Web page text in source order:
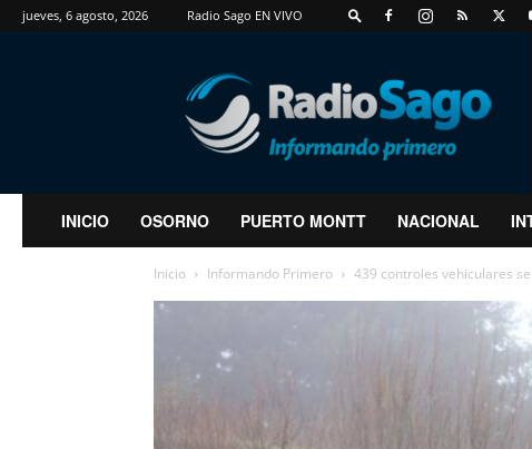
jueves, 6 agosto, 2026 Radio Sago EN VIVO
RadioSago
INICIO OSORNO PUERTO MONTT NACIONAL
Inicio Informando Primero 439 controles vehiculares